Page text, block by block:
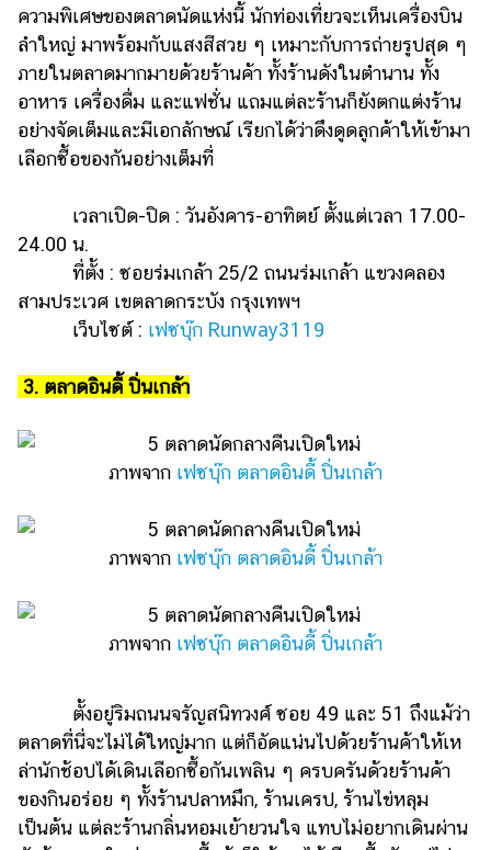
ออนไลน์
ติดต่อ
โฆษณา
แจ้ง
ปัญหา
เรา
ความพิเศษของตลาดนัดแห่งนี้ นักท่องเที่ยวจะเห็นเครื่องบิน
ลำใหญ่ มาพร้อมกับแสงสีสวย ๆ เหมาะกับการถ่ายรูปสุด ๆ
ภายในตลาดมากมายด้วยร้านค้า ทั้งร้านดังในตำนาน ทั้ง
อาหาร เครื่องดื่ม และแฟชั่น แถมแต่ละร้านก็ยังตกแต่งร้าน
อย่างจัดเต็มและมีเอกลักษณ์ เรียกได้ว่าดึงดูดลูกค้าให้เข้ามา
เลือกซื้อของกันอย่างเต็มที่
เวลาเปิด-ปิด : วันอังคาร-อาทิตย์ ตั้งแต่เวลา 17.00-
24.00 น.
ที่ตั้ง : ซอยร่มเกล้า 25/2 ถนนร่มเกล้า แขวงคลอง
สามประเวศ เขตลาดกระบัง กรุงเทพฯ
เว็บไซต์ : เฟซบุ๊ก Runway3119
3. ตลาดอินดี้ ปิ่นเกล้า
ภาพจาก เฟซบุ๊ก ตลาดอินดี้ ปิ่นเกล้า
ภาพจาก เฟซบุ๊ก ตลาดอินดี้ ปิ่นเกล้า
ภาพจาก เฟซบุ๊ก ตลาดอินดี้ ปิ่นเกล้า
ตั้งอยู่ริมถนนจรัญสนิทวงศ์ ซอย 49 และ 51 ถึงแม้ว่า
ตลาดที่นี่จะไม่ได้ใหญ่มาก แต่ก็อัดแน่นไปด้วยร้านค้าให้เห
ล่านักช้อปได้เดินเลือกซื้อกันเพลิน ๆ ครบครันด้วยร้านค้า
ของกินอร่อย ๆ ทั้งร้านปลาหมึก, ร้านเครป, ร้านไข่หลุม
เป็นต้น แต่ละร้านกลิ่นหอมเย้ายวนใจ แทบไม่อยากเดินผ่าน